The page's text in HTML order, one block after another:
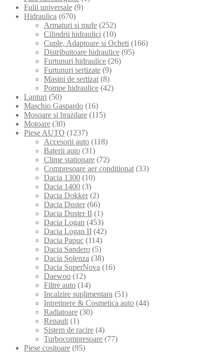
Fulii universale (9)
Hidraulica (670)
Armaturi si mufe (252)
Cilindrii hidraulici (10)
Cuple, Adaptoare si Ocheti (166)
Distribuitoare hidraulice (95)
Furtunuri hidraulice (26)
Furtunuri sertizate (9)
Masini de sertizat (8)
Pompe hidraulice (42)
Lanturi (50)
Maschio Gaspardo (16)
Mosoare si brazdare (115)
Motoare (30)
Piese AUTO (1237)
Accesorii auto (118)
Baterii auto (31)
Clime stationare (72)
Compresoare aer conditionat (33)
Dacia 1300 (10)
Dacia 1400 (3)
Dacia Dokker (2)
Dacia Duster (66)
Dacia Duster II (1)
Dacia Logan (453)
Dacia Logan II (42)
Dacia Papuc (114)
Dacia Sandero (5)
Dacia Solenza (38)
Dacia SuperNova (16)
Daewoo (12)
Filtre auto (14)
Incalzire suplimentara (51)
Intretinere & Cosmetica auto (44)
Radiatoare (30)
Renault (1)
Sistem de racire (4)
Turbocompresoare (77)
Piese cositoare (95)